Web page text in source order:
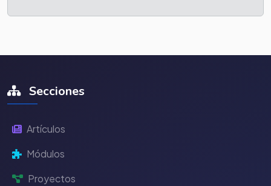
Secciones
Artículos
Módulos
Proyectos